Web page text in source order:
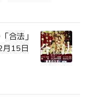
合法」
月15日